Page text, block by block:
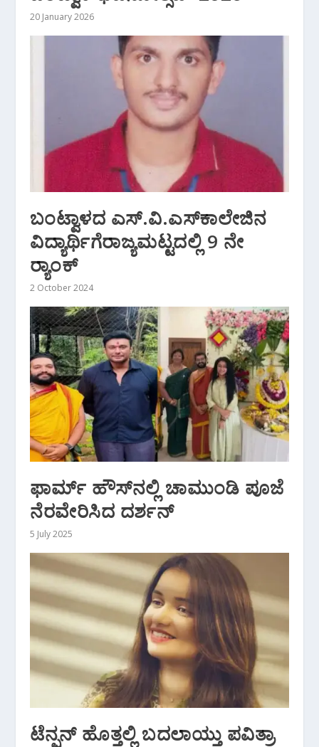
20 January 2026
ಬಂಟ್ವಾಳದ ಎಸ್.ವಿ.ಎಸ್‌ಕಾಲೇಜಿನ
ವಿದ್ಯಾರ್ಥಿಗೆರಾಜ್ಯಮಟ್ಟದಲ್ಲಿ 9 ನೇ
ರ‍್ಯಾಂಕ್
2 October 2024
ಫಾರ್ಮ್‌ ಹೌಸ್‌ನಲ್ಲಿ ಚಾಮುಂಡಿ ಪೂಜೆ
ನೆರವೇರಿಸಿದ ದರ್ಶನ್
5 July 2025
ಟೆನ್ಷನ್ ಹೊತ್ತಲ್ಲಿ ಬದಲಾಯ್ತು ಪವಿತ್ರಾ